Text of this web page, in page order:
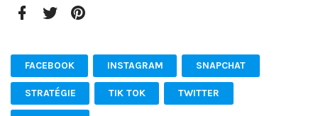
FACEBOOK INSTAGRAM SNAPCHAT
STRATÉGIE TIK TOK TWITTER